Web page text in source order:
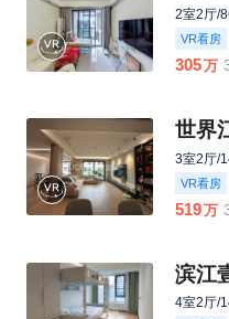
2室2厅/
VR看房
305万
世界
3室2厅/
VR看房
519万
滨江
4室2厅/